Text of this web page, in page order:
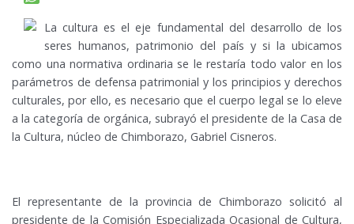
RELACIONES INTERNACIONALES
AGENDA
La cultura es el eje fundamental del desarrollo de los
seres humanos, patrimonio del país y si la ubicamos
como una normativa ordinaria se le restaría todo valor en los
parámetros de defensa patrimonial y los principios y derechos
culturales, por ello, es necesario que el cuerpo legal se lo eleve
a la categoría de orgánica, subrayó el presidente de la Casa de
la Cultura, núcleo de Chimborazo, Gabriel Cisneros.
El representante de la provincia de Chimborazo solicitó al
presidente de la Comisión Especializada Ocasional de Cultura,